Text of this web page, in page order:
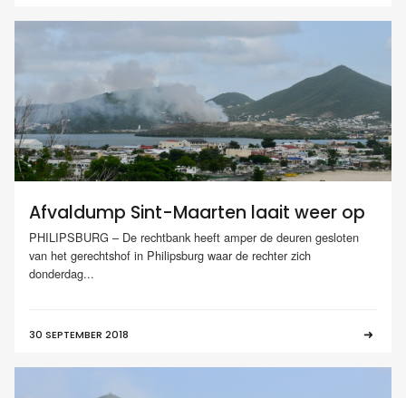
Afvaldump Sint-Maarten laait weer op
PHILIPSBURG – De rechtbank heeft amper de deuren gesloten
van het gerechtshof in Philipsburg waar de rechter zich
donderdag...
30 SEPTEMBER 2018